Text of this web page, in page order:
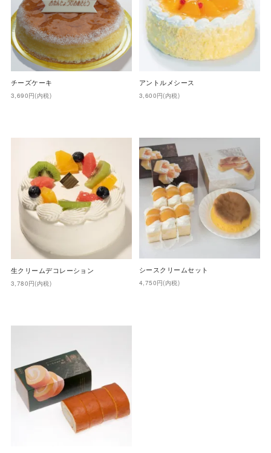
チーズケーキ
3,690円(内税)
アントルメシース
3,600円(内税)
生クリームデコレーション
3,780円(内税)
シースクリームセット
4,750円(内税)